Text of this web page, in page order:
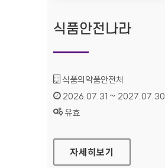
식품안전나라
기관명 :
식품의약품안전처
인증기간 :
2026.07.31 ~ 2027.07.30
상태 :
유효
식품안전나라
자세히보기